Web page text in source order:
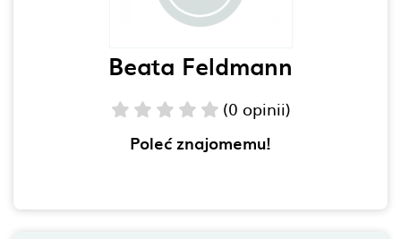
Beata Feldmann
(0 opinii)
Poleć znajomemu!